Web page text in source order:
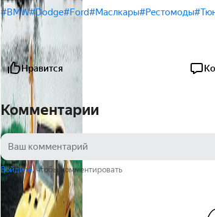
#BMW#Dodge#Ford#Маслкары#Рестомоды
Нравится
Комментарии
Войдите, чтобы комментировать